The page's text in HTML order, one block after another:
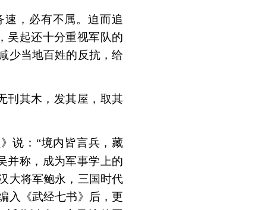
，必有不属。迫而追
吴起还十分重视军队的
少当地百姓的反抗，给
刊其木，发其屋，取其
说：“境内皆言兵，藏
并称，成为军事学上的
大将军鲍永，三国时代
入《武经七书》后，更